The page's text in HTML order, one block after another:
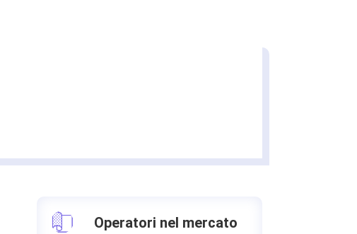
Operatori nel mercato